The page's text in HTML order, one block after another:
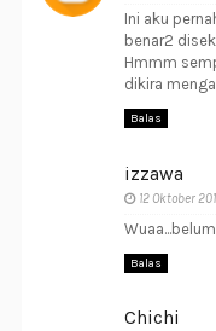
Ini aku
benar2
Hmmm
dikira
Balas
izzawa
12 Oktober
Balas
Chichi